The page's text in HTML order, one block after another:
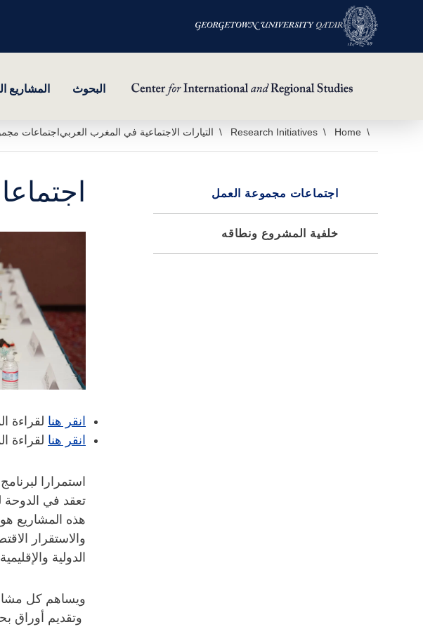
البحوث المشاريع
Home
Research Initiatives التيارات الاجتماعية في المغرب العربياجتماعات
اجتماعات مجموعة العمل
خلفية المشروع ونطاقه
انقر هنا لقراءة
انقر هنا لقراءة
استمرارا
تعقد في الدوحة
هذه المشاريع هو
والاستقرار
الدولية
ويساهم كل
وتقديم أوراق